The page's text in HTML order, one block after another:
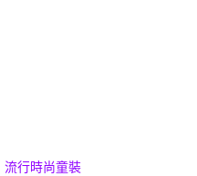
流行時尚童裝